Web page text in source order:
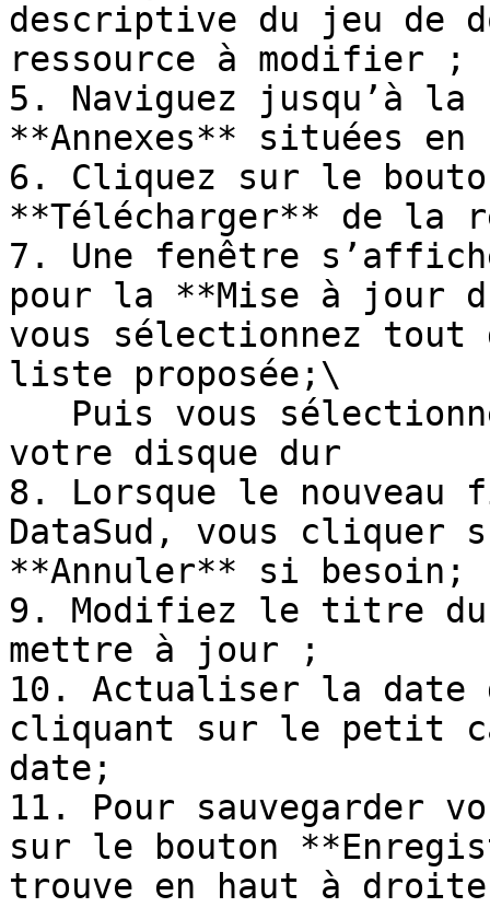
descriptive du jeu de
ressource à modifier ;
5. Naviguez jusqu’à la
**Annexes** situées en
6. Cliquez sur le
**Télécharger** de la
7. Une fenêtre
pour la **Mise à jour
vous sélectionnez tout
liste proposée;\
votre disque dur
8. Lorsque le nouveau
DataSud, vous cliquer
**Annuler** si besoin;
9. Modifiez le titre du
mettre à jour ;
10. Actualiser la date
cliquant sur le petit
date;
11. Pour sauvegarder
sur le bouton
trouve en haut à